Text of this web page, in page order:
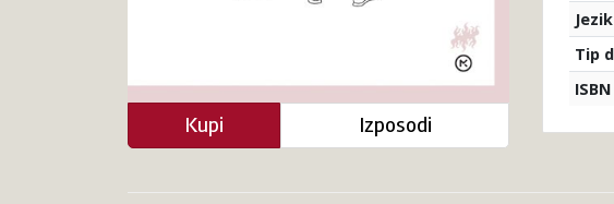
Jezik
Tip
ISBN
Kupi Izposodi